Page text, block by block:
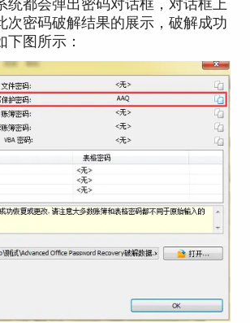
统都会弹出密码对话框，对话框上
次密码破解结果的展示，破解成功
下图所示：